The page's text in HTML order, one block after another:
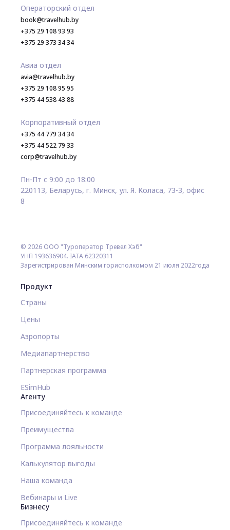
Операторский отдел
book@travelhub.by
+375 29 108 93 93
+375 29 373 34 34
Авиа отдел
avia@travelhub.by
+375 29 108 95 95
+375 44 538 43 88
Корпоративный отдел
+375 44 779 34 34
+375 44 522 79 33
corp@travelhub.by
Пн-Пт с 9:00 до 18:00
220113, Беларусь, г. Минск, ул. Я. Коласа, 73-3, офис
8
© 2026 ООО "Туроператор Тревел Хэб"
УНП 193636904. IATA 62320311
Зарегистрирован Минским горисполкомом 21 июля 2022года
Продукт
Страны
Цены
Аэропорты
Медиапартнерство
Партнерская программа
ESimHub
Агенту
Присоединяйтесь к команде
Преимущества
Программа лояльности
Калькулятор выгоды
Наша команда
Вебинары и Live
Бизнесу
Присоединяйтесь к команде